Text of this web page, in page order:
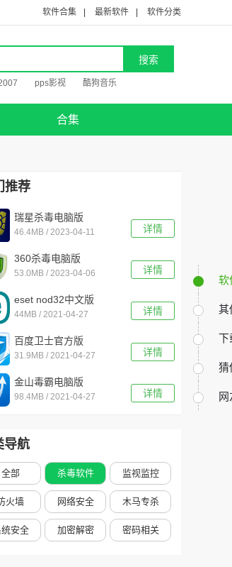
软件合集 最新软件 软件分类
pps影视 酷狗音乐
合集
推荐
详情
瑞星杀毒电脑版
v25.00.09.24
46.4MB / 2023-04-11
详情
360杀毒电脑版
v7.0.0.1040官方版
53.0MB / 2023-04-06
详情
eset nod32中文版
v13.1.21.0
44MB / 2021-04-27
详情
百度卫士官方版
v8.2.0.7227最新版
31.9MB / 2021-04-27
详情
金山毒霸电脑版
v2021.3.25.864
98.4MB / 2021-04-27
导航
全部 杀毒软件 监视监控
火墙 网络安全 木马专杀
统安全 加密解密 密码相关
软
其
下
猜